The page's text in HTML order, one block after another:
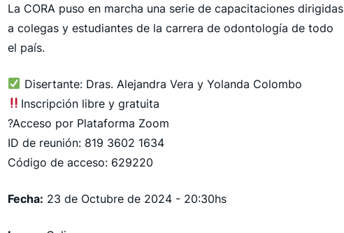
La CORA puso en marcha una serie de capacitaciones dirigidas
a colegas y estudiantes de la carrera de odontología de todo
el país.
Disertante: Dras. Alejandra Vera y Yolanda Colombo
Inscripción libre y gratuita
?Acceso por Plataforma Zoom
ID de reunión: 819 3602 1634
Código de acceso: 629220
Fecha: 23 de Octubre de 2024 - 20:30hs